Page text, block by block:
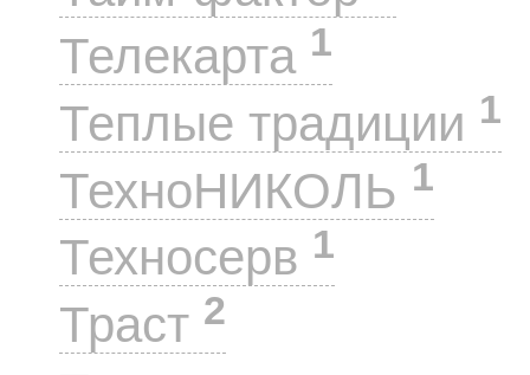
Телекарта 1
Теплые традиции 1
ТехноНИКОЛЬ 1
Техносерв 1
Траст 2